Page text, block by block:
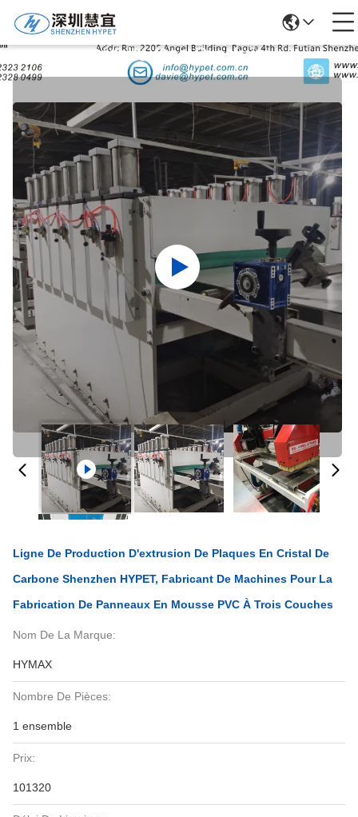
Détails Des Produits
Ligne De Production D'extrusion De Plaques En Cristal De
Carbone Shenzhen HYPET, Fabricant De Machines Pour La
Fabrication De Panneaux En Mousse PVC À Trois Couches
Nom De La Marque:
HYMAX
Nombre De Pièces:
1 ensemble
Prix:
101320